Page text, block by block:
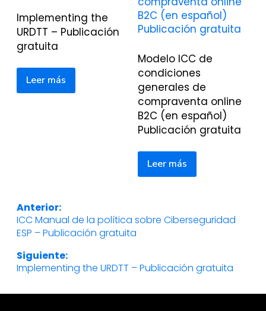
Implementing the
URDTT – Publicación
gratuita
Leer más
Modelo ICC de
condiciones
generales de
compraventa online
B2C (en español)
Publicación gratuita
Leer más
Navegación
de
entradas
Anterior:
Entrada
anterior:
ICC Manual de la política sobre Ciberseguridad
ESP – Publicación gratuita
Siguiente:
Entrada
Implementing the URDTT – Publicación gratuita